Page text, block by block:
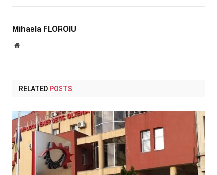
Mihaela FLOROIU
Website
RELATED POSTS